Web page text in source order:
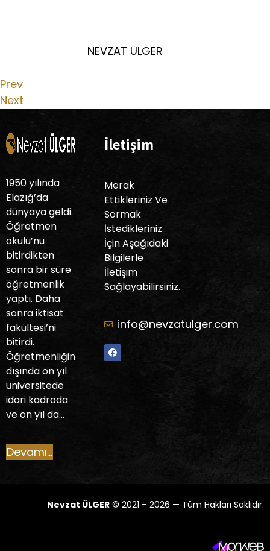
NEVZAT ÜLGER
Prev
Next
1950 yılında
Elazığ’da
dünyaya geldi.
Öğretmen
okulu’nu
bitirdikten
sonra bir süre
öğretmenlik
yaptı. Daha
sonra iktisat
fakültesi’ni
bitirdi.
Öğretmenliğin
dışında on yıl
üniversitede
idari kadroda
ve on yıl da…
Devamı...
İletişim
Merak
Ettikleriniz Ve
Sormak
İstedikleriniz
İçin Aşağıdaki
Bilgilerle
İletişim
Sağlayabilirsiniz.
info@nevzatulger.com
Nevzat ÜLGER © 2021 – 2026 — Tüm Hakları Saklıdır.